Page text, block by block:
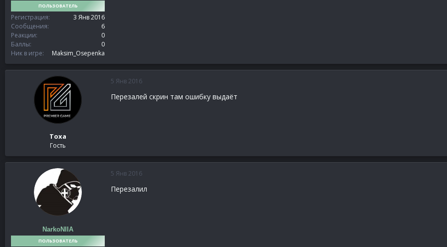
ПОЛЬЗОВАТЕЛЬ
Регистрация
3 Янв 2016
Сообщения
6
Реакции
0
Баллы
0
Ник в игре
Maksim_Osepenka
Тоха
Гость
5 Янв 2016
Перезалей скрин там ошибку выдаёт
NarkoNIIA
ПОЛЬЗОВАТЕЛЬ
5 Янв 2016
Перезалил